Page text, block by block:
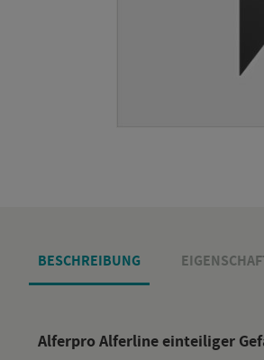
BE­SCHREI­BUNG
Al­fer­pro Al­fer­li­ne ein­tei­li­ger